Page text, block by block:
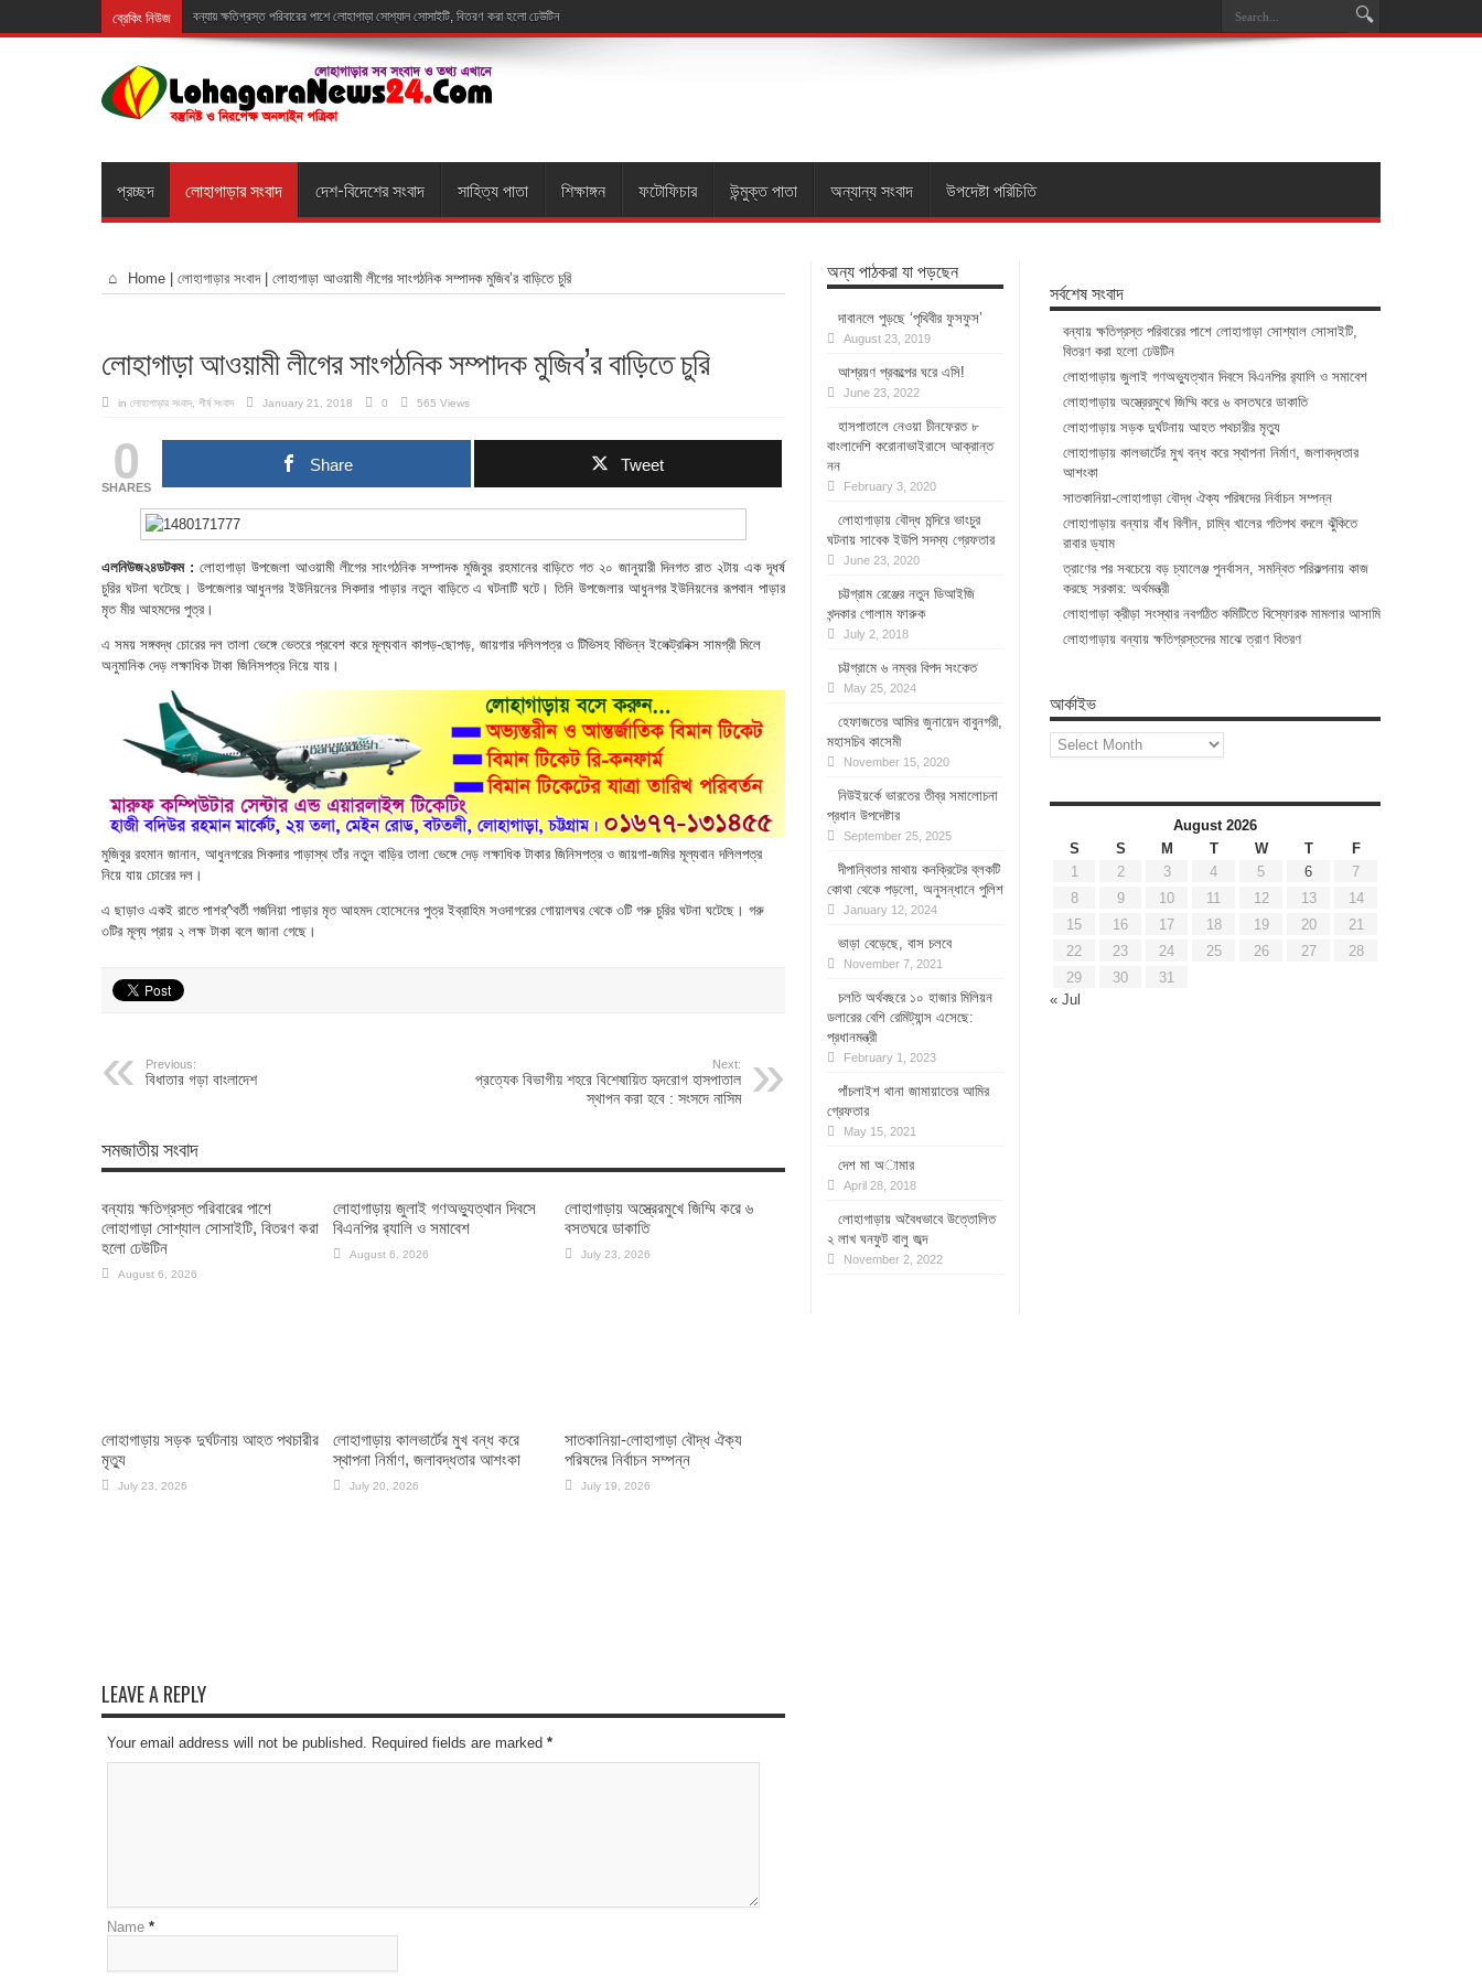
ব্রেকিং নিউজ বন্যায় ক্ষতিগ্রস্ত পরিবারের পাশে লোহাগাড়া সোশ্যাল সোসাইটি, বিতরণ করা হলো ঢেউটিন
প্রচ্ছদ লোহাগাড়ার সংবাদ দেশ-বিদেশের সংবাদ সাহিত্য পাতা শিক্ষাঙ্গন ফটোফিচার উন্মুক্ত পাতা অন্যান্য সংবাদ উপদেষ্টা পরিচিতি
Home লোহাগাড়ার সংবাদ লোহাগাড়া আওয়ামী লীগের সাংগঠনিক সম্পাদক মুজিব’র বাড়িতে চুরি
লোহাগাড়া আওয়ামী লীগের সাংগঠনিক সম্পাদক মুজিব’র বাড়িতে চুরি
in লোহাগাড়ার সংবাদ শীর্ষ সংবাদ January 21, 2018 0 565 Views
0
SHARES
Share Tweet
এলনিউজ২৪ডটকম : লোহাগাড়া উপজেলা আওয়ামী লীগের সাংগঠনিক সম্পাদক মুজিবুর রহমানের বাড়িতে গত ২০ জানুয়ারী দিনগত রাত ২টায় এক দূধর্ষ
চুরির ঘটনা ঘটেছে। উপজেলার আধুনগর ইউনিয়নের সিকদার পাড়ার নতুন বাড়িতে এ ঘটনাটি ঘটে। তিনি উপজেলার আধুনগর ইউনিয়নের রূপবান পাড়ার
মৃত মীর আহমদের পুত্র।
এ সময় সঙ্গবদ্ধ চোরের দল তালা ভেঙ্গে ভেতরে প্রবেশ করে মূল্যবান কাপড়-ছোপড়, জায়গার দলিলপত্র ও টিভিসহ বিভিন্ন ইলেক্ট্রনিক্স সামগ্রী মিলে
অনুমানিক দেড় লক্ষাধিক টাকা জিনিসপত্র নিয়ে যায়।
মুজিবুর রহমান জানান, আধুনগরের সিকদার পাড়াস্থ তাঁর নতুন বাড়ির তালা ভেঙ্গে দেড় লক্ষাধিক টাকার জিনিসপত্র ও জায়গা-জমির মূল্যবান দলিলপত্র
নিয়ে যায় চোরের দল।
এ ছাড়াও একই রাতে পাশর্^বর্তী গর্জনিয়া পাড়ার মৃত আহমদ হোসেনের পুত্র ইব্রাহিম সওদাগরের গোয়ালঘর থেকে ৩টি গরু চুরির ঘটনা ঘটেছে। গরু
৩টির মূল্য প্রায় ২ লক্ষ টাকা বলে জানা গেছে।
Previous:
বিধাতার গড়া বাংলাদেশ
Next:
প্রত্যেক বিভাগীয় শহরে বিশেষায়িত হৃদরোগ হাসপাতাল
স্থাপন করা হবে : সংসদে নাসিম
সমজাতীয় সংবাদ
বন্যায় ক্ষতিগ্রস্ত পরিবারের পাশে
লোহাগাড়া সোশ্যাল সোসাইটি, বিতরণ করা
হলো ঢেউটিন
August 6, 2026
লোহাগাড়ায় জুলাই গণঅভ্যুত্থান দিবসে
বিএনপির র‌্যালি ও সমাবেশ
August 6, 2026
লোহাগাড়ায় অস্ত্রেরমুখে জিম্মি করে ৬
বসতঘরে ডাকাতি
July 23, 2026
লোহাগাড়ায় সড়ক দুর্ঘটনায় আহত পথচারীর
মৃত্যু
July 23, 2026
লোহাগাড়ায় কালভার্টের মুখ বন্ধ করে
স্থাপনা নির্মাণ, জলাবদ্ধতার আশংকা
July 20, 2026
সাতকানিয়া-লোহাগাড়া বৌদ্ধ ঐক্য
পরিষদের নির্বাচন সম্পন্ন
July 19, 2026
LEAVE A REPLY
Your email address will not be published. Required fields are marked *
Name *
অন্য পাঠকরা যা পড়ছেন
দাবানলে পুড়ছে ‘পৃথিবীর ফুসফুস’
August 23, 2019
আশ্রয়ণ প্রকল্পের ঘরে এসি!
June 23, 2022
হাসপাতালে নেওয়া চীনফেরত ৮
বাংলাদেশি করোনাভাইরাসে আক্রান্ত
নন
February 3, 2020
লোহাগাড়ায় বৌদ্ধ মন্দিরে ভাংচুর
ঘটনায় সাবেক ইউপি সদস্য গ্রেফতার
June 23, 2020
চট্টগ্রাম রেঞ্জের নতুন ডিআইজি
খন্দকার গোলাম ফারুক
July 2, 2018
চট্টগ্রামে ৬ নম্বর বিপদ সংকেত
May 25, 2024
হেফাজতের আমির জুনায়েদ বাবুনগরী,
মহাসচিব কাসেমী
November 15, 2020
নিউইয়র্কে ভারতের তীব্র সমালোচনা
প্রধান উপদেষ্টার
September 25, 2025
দীপান্বিতার মাথায় কনক্রিটের ব্লকটি
কোথা থেকে পড়লো, অনুসন্ধানে পুলিশ
January 12, 2024
ভাড়া বেড়েছে, বাস চলবে
November 7, 2021
চলতি অর্থবছরে ১০ হাজার মিলিয়ন
ডলারের বেশি রেমিট্যান্স এসেছে:
প্রধানমন্ত্রী
February 1, 2023
পাঁচলাইশ থানা জামায়াতের আমির
গ্রেফতার
May 15, 2021
দেশ মা অামার
April 28, 2018
লোহাগাড়ায় অবৈধভাবে উত্তোলিত
২ লাখ ঘনফুট বালু জব্দ
November 2, 2022
সর্বশেষ সংবাদ
বন্যায় ক্ষতিগ্রস্ত পরিবারের পাশে লোহাগাড়া সোশ্যাল সোসাইটি,
বিতরণ করা হলো ঢেউটিন
লোহাগাড়ায় জুলাই গণঅভ্যুত্থান দিবসে বিএনপির র‌্যালি ও সমাবেশ
লোহাগাড়ায় অস্ত্রেরমুখে জিম্মি করে ৬ বসতঘরে ডাকাতি
লোহাগাড়ায় সড়ক দুর্ঘটনায় আহত পথচারীর মৃত্যু
লোহাগাড়ায় কালভার্টের মুখ বন্ধ করে স্থাপনা নির্মাণ, জলাবদ্ধতার
আশংকা
সাতকানিয়া-লোহাগাড়া বৌদ্ধ ঐক্য পরিষদের নির্বাচন সম্পন্ন
লোহাগাড়ায় বন্যায় বাঁধ বিলীন, চাম্বি খালের গতিপথ বদলে ঝুঁকিতে
রাবার ড্যাম
ত্রাণের পর সবচেয়ে বড় চ্যালেঞ্জ পুনর্বাসন, সমন্বিত পরিকল্পনায় কাজ
করছে সরকার: অর্থমন্ত্রী
লোহাগাড়া ক্রীড়া সংস্থার নবগঠিত কমিটিতে বিস্ফোরক মামলার আসামি
লোহাগাড়ায় বন্যায় ক্ষতিগ্রস্তদের মাঝে ত্রাণ বিতরণ
আর্কাইভ
আর্কাইভ
August 2026
S
S M T W T
F
1
2 3 4 5 6
7
8
9 10 11 12 13
14
15
16 17 18 19 20
21
22
23 24 25 26 27
28
29
30
31
« Jul